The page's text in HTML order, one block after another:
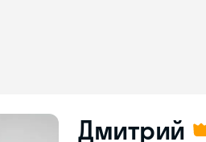
Дмитрий